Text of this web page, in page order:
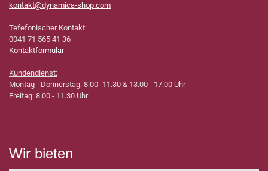
kontakt@dynamica-shop.com
Tefefonischer Kontakt:
0041 71 565 41 36
Kontaktformular
Kundendienst:
Montag - Donnerstag: 8.00 -11.30 & 13.00 - 17.00 Uhr
Freitag: 8.00 - 11.30 Uhr
Wir bieten